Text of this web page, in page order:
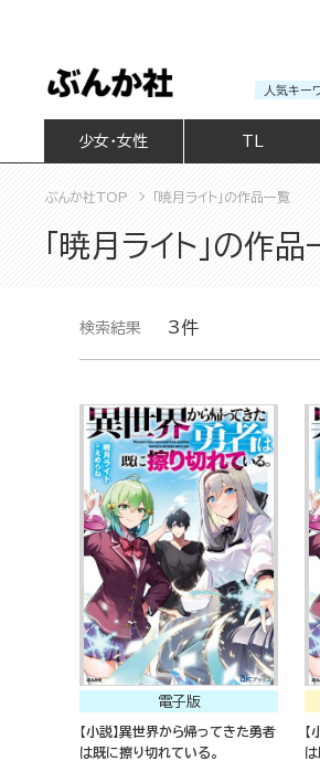
人気キー
少女・女性
ぶんか社TOP 「暁月ライト」の作品一覧
「暁月ライト」の作
検索結果 3件
電子版
【小説】異世界から帰ってきた勇者
は既に擦り切れている。
は